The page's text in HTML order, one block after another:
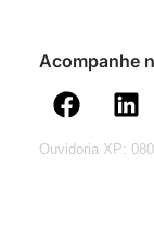
Acompanhe
Ouvidoria XP: